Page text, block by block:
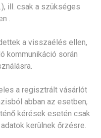
ill. csak a szükséges
.
a visszaélés ellen,
kommunikáció során
a regisztrált vásárlót
abban az esetben,
kérések esetén csak
kerülnek őrzésre.